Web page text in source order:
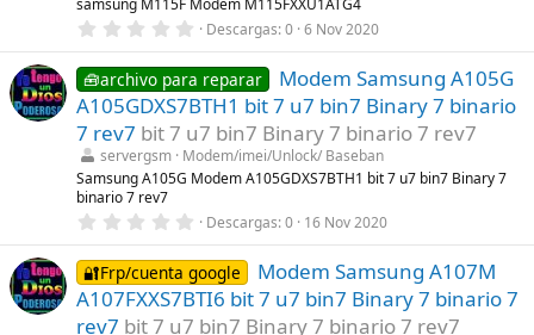
e
l
a
(
s
)
0
0
0
e
s
t
r
e
l
s
)
Descargas 0 6 Nov 2020
🧰archivo para reparar
Modem Samsung A105G
A105GDXS7BTH1 bit 7 u7 bin7 Binary 7 binario
7 rev7 bit 7 u7 bin7 Binary 7 binario 7 rev7
servergsm Modem/imei/Unlock/ Baseban
Samsung A105G Modem A105GDXS7BTH1 bit 7 u7 bin7 Binary 7
binario 7 rev7
0
0
0
e
s
Descargas 0 16 Nov 2020
🔐Frp/cuenta google
Modem Samsung A107M
A107FXXS7BTI6 bit 7 u7 bin7 Binary 7 binario 7
rev7 bit 7 u7 bin7 Binary 7 binario 7 rev7